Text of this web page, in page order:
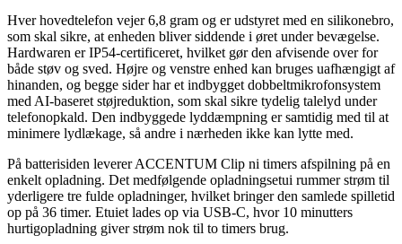
Hver hovedtelefon vejer 6,8 gram og er udstyret med en silikonebro,
som skal sikre, at enheden bliver siddende i øret under bevægelse.
Hardwaren er IP54-certificeret, hvilket gør den afvisende over for
både støv og sved. Højre og venstre enhed kan bruges uafhængigt af
hinanden, og begge sider har et indbygget dobbeltmikrofonsystem
med AI-baseret støjreduktion, som skal sikre tydelig talelyd under
telefonopkald. Den indbyggede lyddæmpning er samtidig med til at
minimere lydlækage, så andre i nærheden ikke kan lytte med.
På batterisiden leverer ACCENTUM Clip ni timers afspilning på en
enkelt opladning. Det medfølgende opladningsetui rummer strøm til
yderligere tre fulde opladninger, hvilket bringer den samlede spilletid
op på 36 timer. Etuiet lades op via USB-C, hvor 10 minutters
hurtigopladning giver strøm nok til to timers brug.